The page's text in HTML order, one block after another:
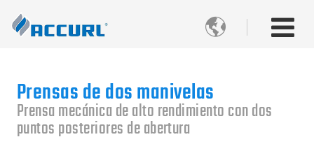

Prensas de dos manivelas
Prensa mecánica de alto rendimiento con dos
puntos posteriores de abertura